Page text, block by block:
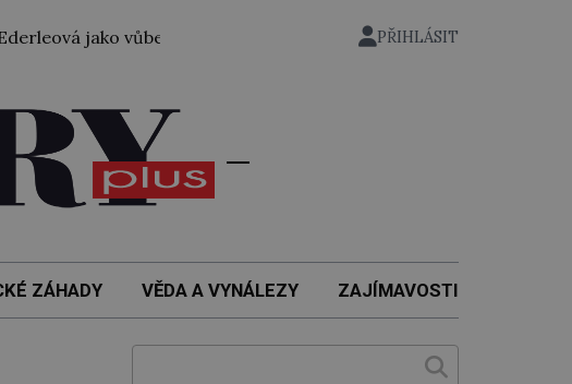
vůbec první žena přeplavala kanál La Manche. Zabralo jí to 14
PŘIHLÁSIT
ZÁHADY VĚDA A VYNÁLEZY ZAJÍMAVOSTI